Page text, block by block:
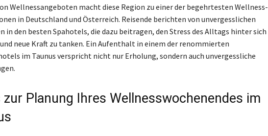
Wellnessangeboten macht diese Region zu einer der begehrtesten Wellness-
in Deutschland und Österreich. Reisende berichten von unvergesslichen
in den besten Spahotels, die dazu beitragen, den Stress des Alltags hinter sich
neue Kraft zu tanken. Ein Aufenthalt in einem der renommierten
im Taunus verspricht nicht nur Erholung, sondern auch unvergessliche
zur Planung Ihres Wellnesswochenendes im